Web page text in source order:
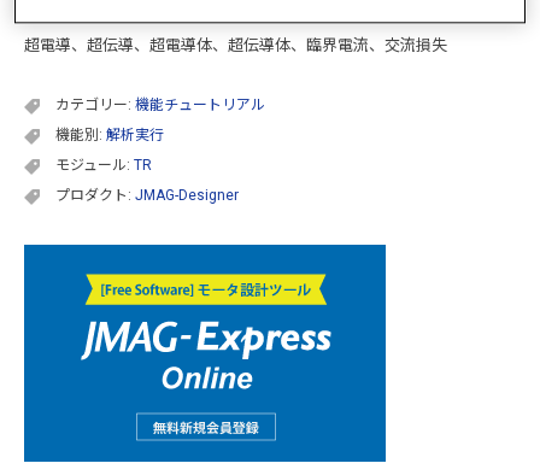
超電導、超伝導、超電導体、超伝導体、臨界電流、交流損失
カテゴリー: 機能チュートリアル
機能別: 解析実行
モジュール: TR
プロダクト: JMAG-Designer